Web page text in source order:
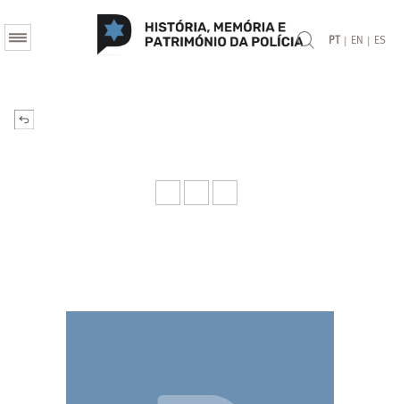
PT | EN | ES